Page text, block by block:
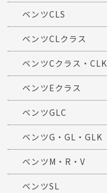
ベンツCLS
ベンツCLクラス
ベンツCクラス・CLK
ベンツEクラス
ベンツGLC
ベンツG・GL・GLK
ベンツM・R・V
ベンツSL